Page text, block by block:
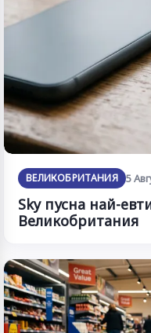
ВЕЛИКОБРИТАНИЯ 5
Sky пусна най-
Великобритания